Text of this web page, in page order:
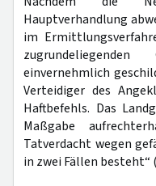
Hauptverhandlung
im
zugrundeliegenden
einvernehmlich
Verteidiger des
Haftbefehls. Das
Maßgabe
Tatverdacht wegen
in zwei Fällen besteht“